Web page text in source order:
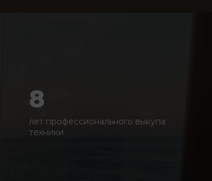
8
лет профессионального выкупа
техники